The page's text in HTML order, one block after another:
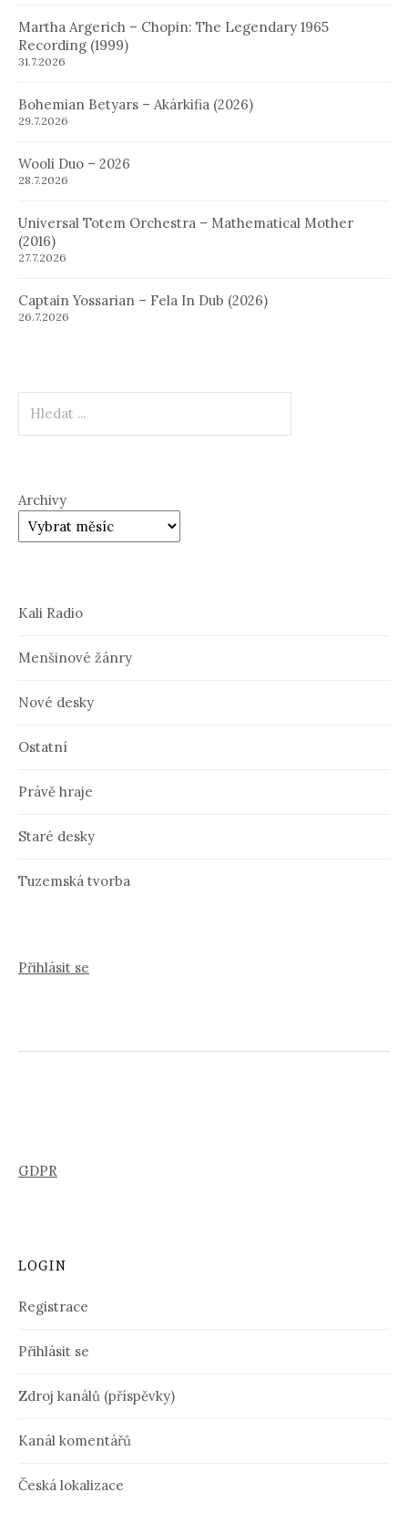
Martha Argerich – Chopin: The Legendary 1965
Recording (1999)
31.7.2026
Bohemian Betyars – Akárkifia (2026)
29.7.2026
Wooli Duo – 2026
28.7.2026
Universal Totem Orchestra – Mathematical Mother
(2016)
27.7.2026
Captain Yossarian – Fela In Dub (2026)
26.7.2026
Archivy
Kali Radio
Menšinové žánry
Nové desky
Ostatní
Právě hraje
Staré desky
Tuzemská tvorba
Přihlásit se
GDPR
LOGIN
Registrace
Přihlásit se
Zdroj kanálů (příspěvky)
Kanál komentářů
Česká lokalizace